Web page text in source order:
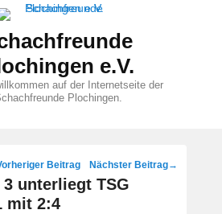
e.V.
auf der Internetseite der
Plochingen.
Beitrag Nächster Beitrag→
unterliegt TSG
mit 2:4